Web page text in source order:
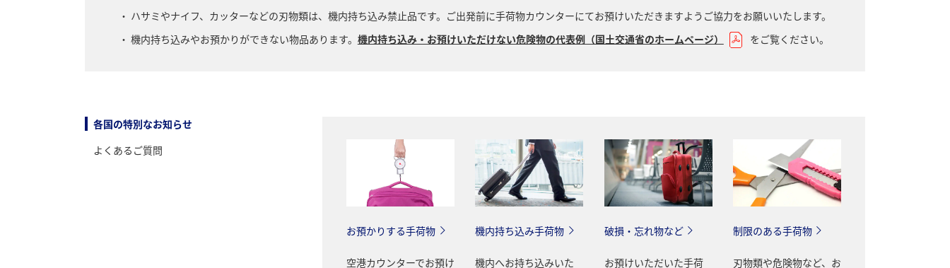
ハサミやナイフ、カッターなどの刃物類は、機内持ち込み禁止品です。ご出発前に手荷物カウンターにてお預けいただきますようご協力をお願いいたします。
機内持ち込みやお預かりができない物品あります。 機内持ち込み・お預けいただけない危険物の代表例（国土交通省のホームページ） をご覧ください。
各国の特別なお知らせ
よくあるご質問
お預かりする手荷物
空港カウンターでお預け
機内持ち込み手荷物
機内へお持ち込みいた
破損・忘れ物など
お預けいただいた手荷
制限のある手荷物
刃物類や危険物など、お